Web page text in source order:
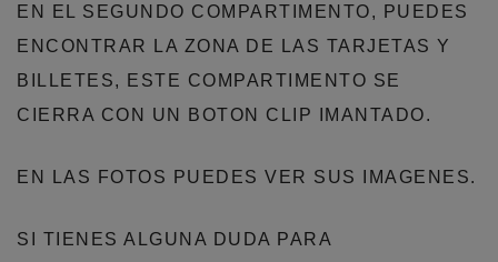
EN EL SEGUNDO COMPARTIMENTO, PUEDES
ENCONTRAR LA ZONA DE LAS TARJETAS Y
BILLETES, ESTE COMPARTIMENTO SE
CIERRA CON UN BOTON CLIP IMANTADO.
EN LAS FOTOS PUEDES VER SUS IMAGENES.
SI TIENES ALGUNA DUDA PARA